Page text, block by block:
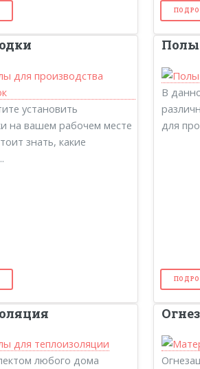
установить
на вашем рабочем месте
знать, какие
Полы
В
для
любого дома